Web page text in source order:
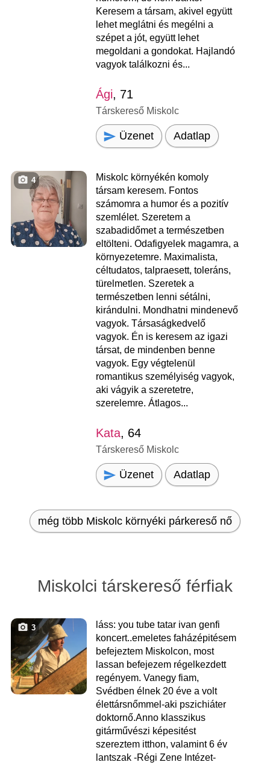
Keresem a társam, akivel együtt
lehet meglátni és megélni a
szépet a jót, együtt lehet
megoldani a gondokat. Hajlandó
vagyok találkozni és...
Ági, 71
Társkereső Miskolc
Üzenet Adatlap
4
Miskolc környékén komoly
társam keresem. Fontos
számomra a humor és a pozitív
szemlélet. Szeretem a
szabadidőmet a természetben
eltölteni. Odafigyelek magamra, a
környezetemre. Maximalista,
céltudatos, talpraesett, toleráns,
türelmetlen. Szeretek a
természetben lenni sétálni,
kirándulni. Mondhatni mindenevő
vagyok. Társaságkedvelő
vagyok. Én is keresem az igazi
társat, de mindenben benne
vagyok. Egy végtelenül
romantikus személyiség vagyok,
aki vágyik a szeretetre,
szerelemre. Átlagos...
Kata, 64
Társkereső Miskolc
Üzenet Adatlap
még több Miskolc környéki párkereső nő
Miskolci társkereső férfiak
3
láss: you tube tatar ivan genfi
koncert..emeletes faházépitésem
befejeztem Miskolcon, most
lassan befejezem régelkezdett
regényem. Vanegy fiam,
Svédben élnek 20 éve a volt
élettársnőmmel-aki pszichiáter
doktornő.Anno klasszikus
gitárművészi képesitést
szereztem itthon, valamint 6 év
lantszak -Régi Zene Intézet-